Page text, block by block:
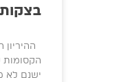
בצקות
ישנם לא